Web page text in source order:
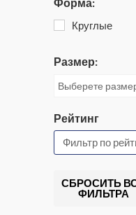
Круглые
Размер:
Выберете
Рейтинг
СБРОСИТЬ
ФИЛЬТРА